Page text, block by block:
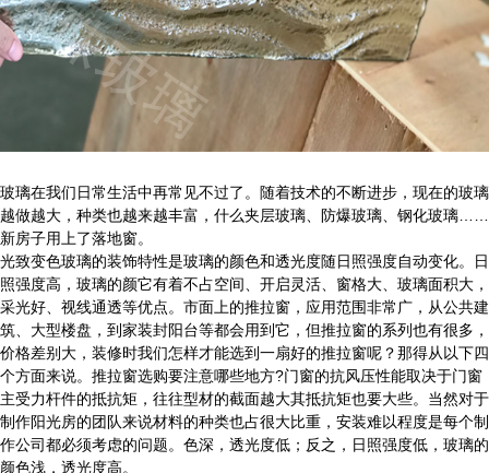
玻璃在我们日常生活中再常见不过了。随着技术的不断进步，现在的玻璃
越做越大，种类也越来越丰富，什么夹层玻璃、防爆玻璃、钢化玻璃……
新房子用上了落地窗。
光致变色玻璃的装饰特性是玻璃的颜色和透光度随日照强度自动变化。日
照强度高，玻璃的颜它有着不占空间、开启灵活、窗格大、玻璃面积大，
采光好、视线通透等优点。市面上的推拉窗，应用范围非常广，从公共建
筑、大型楼盘，到家装封阳台等都会用到它，但推拉窗的系列也有很多，
价格差别大，装修时我们怎样才能选到一扇好的推拉窗呢？那得从以下四
个方面来说。推拉窗选购要注意哪些地方?门窗的抗风压性能取决于门窗
主受力杆件的抵抗矩，往往型材的截面越大其抵抗矩也要大些。当然对于
制作阳光房的团队来说材料的种类也占很大比重，安装难以程度是每个制
作公司都必须考虑的问题。色深，透光度低；反之，日照强度低，玻璃的
颜色浅，透光度高。